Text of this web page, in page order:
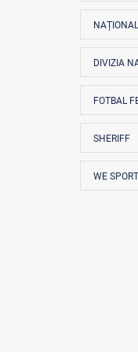
DIVIZIA
FOTBAL
SHERIFF
WE